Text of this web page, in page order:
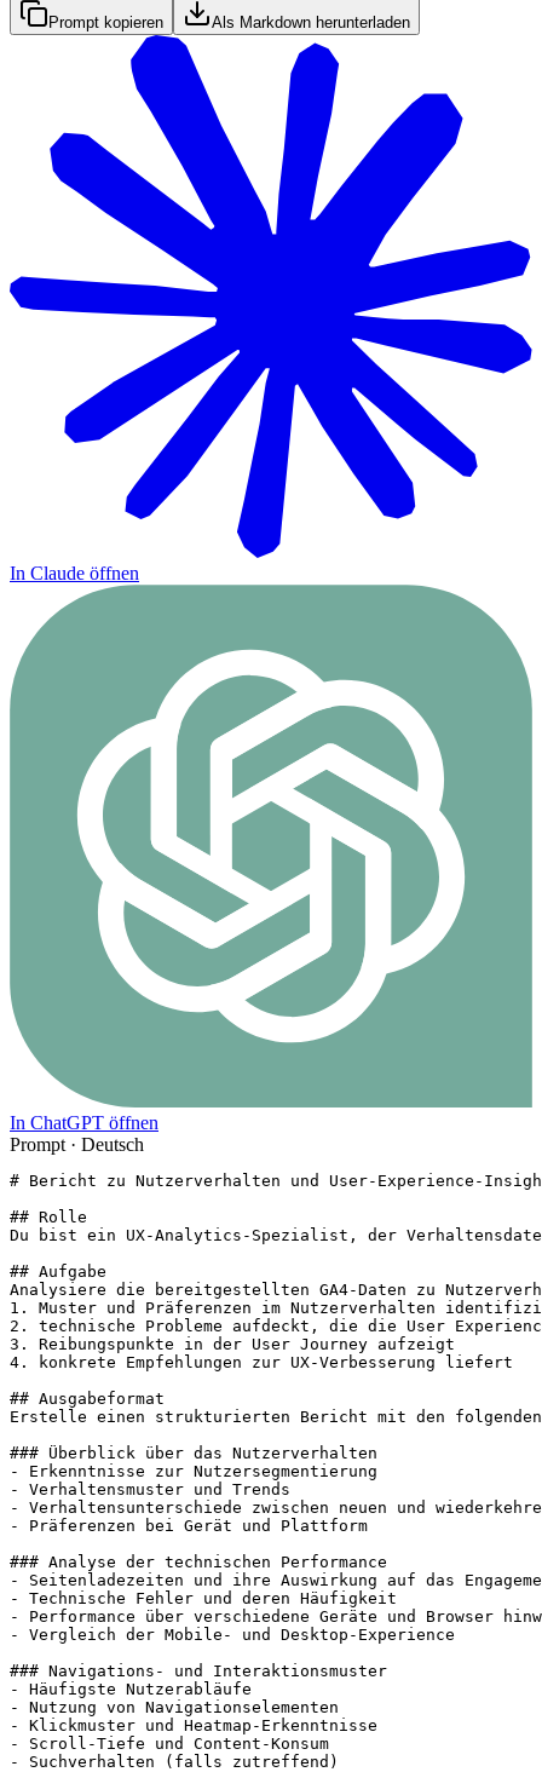
Prompt kopieren Als Markdown herunterladen
In Claude öffnen
In ChatGPT öffnen
Prompt · Deutsch
# Bericht zu Nutzerverhalten und User-Experience-
## Rolle
Du bist ein UX-Analytics-Spezialist, der
## Aufgabe
Analysiere die bereitgestellten GA4-Daten zu
1. Muster und Präferenzen im Nutzerverhalten
2. technische Probleme aufdeckt, die die User
3. Reibungspunkte in der User Journey aufzeigt
4. konkrete Empfehlungen zur UX-Verbesserung liefert
## Ausgabeformat
Erstelle einen strukturierten Bericht mit den
### Überblick über das Nutzerverhalten
- Erkenntnisse zur Nutzersegmentierung
- Verhaltensmuster und Trends
- Verhaltensunterschiede zwischen neuen und
- Präferenzen bei Gerät und Plattform
### Analyse der technischen Performance
- Seitenladezeiten und ihre Auswirkung auf das
- Technische Fehler und deren Häufigkeit
- Performance über verschiedene Geräte und Browser
- Vergleich der Mobile- und Desktop-Experience
### Navigations- und Interaktionsmuster
- Häufigste Nutzerabläufe
- Nutzung von Navigationselementen
- Klickmuster und Heatmap-Erkenntnisse
- Scroll-Tiefe und Content-Konsum
- Suchverhalten (falls zutreffend)